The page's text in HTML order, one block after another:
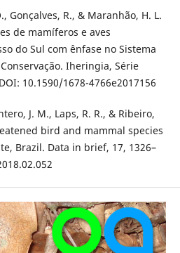
Gonçalves, R., & Maranhão, H. L.
de mamíferos e aves
do Sul com ênfase no Sistema
Iheringia, Série
10.1590/1678-4766e2017156
J. M., Laps, R. R., & Ribeiro,
bird and mammal species
Brazil. Data in brief, 17, 1326–